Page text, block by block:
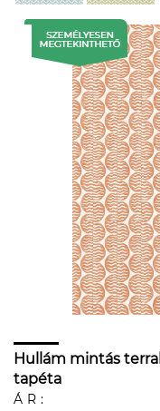
Hullám mintás
tapéta
ÁR: